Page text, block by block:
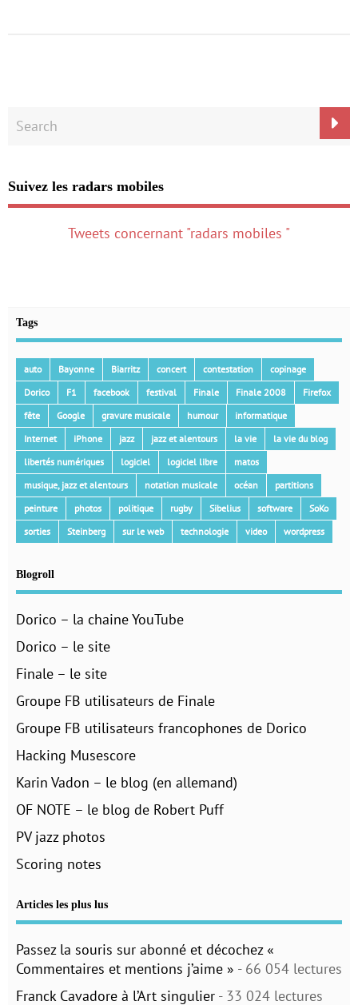
Suivez les radars mobiles
Tweets concernant "radars mobiles "
Tags
auto Bayonne Biarritz concert contestation
copinage
Dorico
F1 facebook festival Finale Finale 2008
Firefox
fête
Google gravure musicale humour
informatique
Internet
iPhone jazz jazz et alentours la vie
la vie du blog
libertés numériques
logiciel logiciel libre
matos
musique, jazz et alentours
notation musicale océan
partitions
peinture
photos politique rugby Sibelius software
SoKo
sorties
Steinberg sur le web technologie video wordpress
Blogroll
Dorico – la chaine YouTube
Dorico – le site
Finale – le site
Groupe FB utilisateurs de Finale
Groupe FB utilisateurs francophones de Dorico
Hacking Musescore
Karin Vadon – le blog (en allemand)
OF NOTE – le blog de Robert Puff
PV jazz photos
Scoring notes
Articles les plus lus
Passez la souris sur abonné et décochez «
Commentaires et mentions j’aime » - 66 054 lectures
Franck Cavadore à l’Art singulier - 33 024 lectures